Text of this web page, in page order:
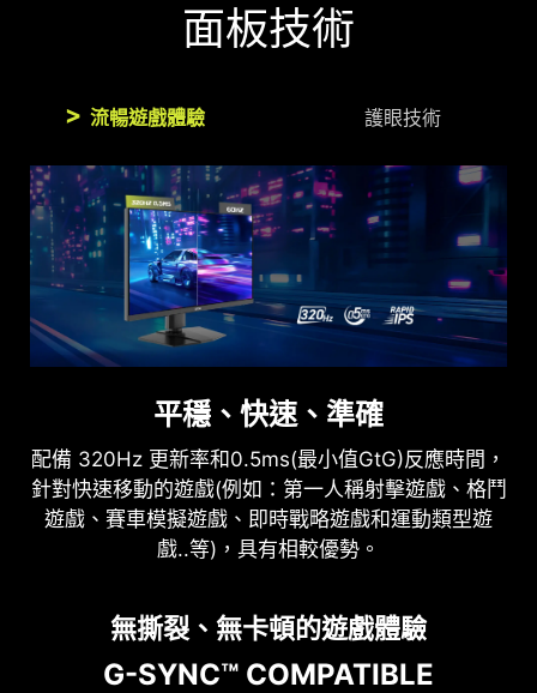
面板技術
流暢遊戲體驗 護眼技術
平穩、快速、準確
配備 320Hz 更新率和0.5ms(最小值GtG)反應時間，
針對快速移動的遊戲(例如：第一人稱射擊遊戲、格鬥
遊戲、賽車模擬遊戲、即時戰略遊戲和運動類型遊
戲..等)，具有相較優勢。
防閃爍、減藍光技術可減少閃爍並顯示較低藍光，從
而提供舒適的觀看體驗。
無撕裂、無卡頓的遊戲體驗
G-SYNC™ COMPATIBLE